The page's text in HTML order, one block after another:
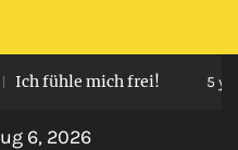
fühle mich frei! 5 years
6, 2026